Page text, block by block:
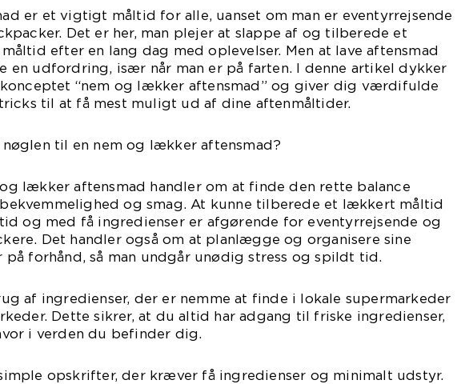
er et vigtigt måltid for alle, uanset om man er eventyrrejsende
Det er her, man plejer at slappe af og tilberede et
efter en lang dag med oplevelser. Men at lave aftensmad
en udfordring, især når man er på farten. I denne artikel dykker
“nem og lækker aftensmad” og giver dig værdifulde
til at få mest muligt ud af dine aftenmåltider.
nøglen til en nem og lækker aftensmad?
og lækker aftensmad handler om at finde den rette balance
og smag. At kunne tilberede et lækkert måltid
og med få ingredienser er afgørende for eventyrrejsende og
Det handler også om at planlægge og organisere sine
på forhånd, så man undgår unødig stress og spildt tid.
af ingredienser, der er nemme at finde i lokale supermarkeder
Dette sikrer, at du altid har adgang til friske ingredienser,
i verden du befinder dig.
opskrifter, der kræver få ingredienser og minimalt udstyr.